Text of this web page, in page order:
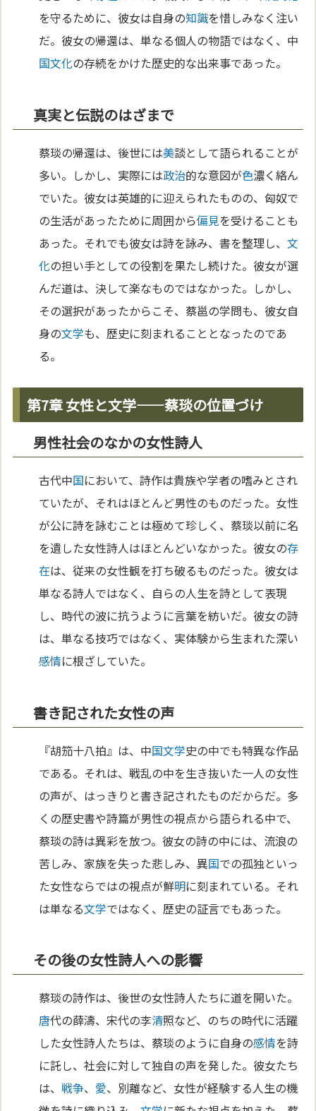
を守るために、彼女は自身の知識を惜しみなく注い
だ。彼女の帰還は、単なる個人の物語ではなく、中
国文化の存続をかけた歴史的な出来事であった。
真実と伝説のはざまで
蔡琰の帰還は、後世には美談として語られることが
多い。しかし、実際には政治的な意図が色濃く絡ん
でいた。彼女は英雄的に迎えられたものの、匈奴で
の生活があったために周囲から偏見を受けることも
あった。それでも彼女は詩を詠み、書を整理し、文
化の担い手としての役割を果たし続けた。彼女が選
んだ道は、決して楽なものではなかった。しかし、
その選択があったからこそ、蔡邕の学問も、彼女自
身の文学も、歴史に刻まれることとなったのであ
る。
第7章 女性と文学——蔡琰の位置づけ
男性社会のなかの女性詩人
古代中国において、詩作は貴族や学者の嗜みとされ
ていたが、それはほとんど男性のものだった。女性
が公に詩を詠むことは極めて珍しく、蔡琰以前に名
を遺した女性詩人はほとんどいなかった。彼女の存
在は、従来の女性観を打ち破るものだった。彼女は
単なる詩人ではなく、自らの人生を詩として表現
し、時代の波に抗うように言葉を紡いだ。彼女の詩
は、単なる技巧ではなく、実体験から生まれた深い
感情に根ざしていた。
書き記された女性の声
『胡笳十八拍』は、中国文学史の中でも特異な作品
である。それは、戦乱の中を生き抜いた一人の女性
の声が、はっきりと書き記されたものだからだ。多
くの歴史書や詩篇が男性の視点から語られる中で、
蔡琰の詩は異彩を放つ。彼女の詩の中には、流浪の
苦しみ、家族を失った悲しみ、異国での孤独といっ
た女性ならではの視点が鮮明に刻まれている。それ
は単なる文学ではなく、歴史の証言でもあった。
その後の女性詩人への影響
蔡琰の詩作は、後世の女性詩人たちに道を開いた。
唐代の薛濤、宋代の李清照など、のちの時代に活躍
した女性詩人たちは、蔡琰のように自身の感情を詩
に託し、社会に対して独自の声を発した。彼女たち
は、戦争、 愛、別離など、女性が経験する人生の機